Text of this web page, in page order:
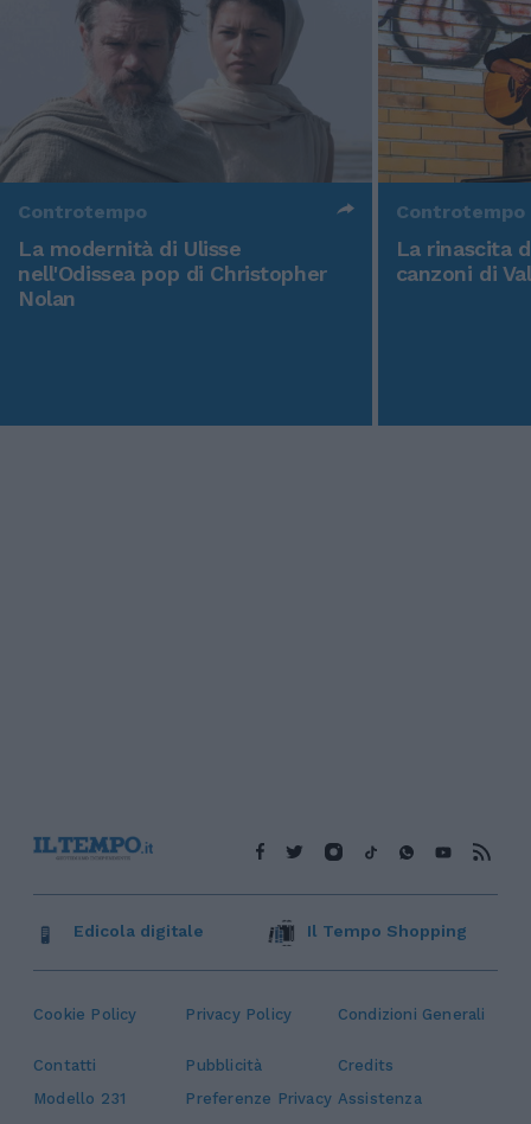
Controtempo
La modernità di Ulisse
nell'Odissea pop di Christopher
Nolan
Controtempo
La rinascita
canzoni di
Cookie Policy Privacy Policy Condizioni Generali
Contatti Pubblicità
Credits
Modello 231
Preferenze Privacy Assistenza
Edicola digitale Il Tempo Shopping